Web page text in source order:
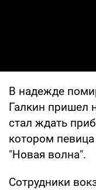
В надежде
Галкин пришел
стал ждать
котором
"Новая волна".
Сотрудники